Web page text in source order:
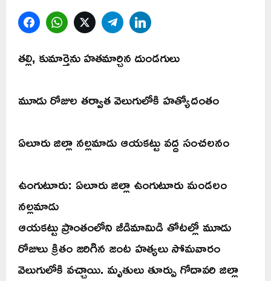
FacebookWhatsAppTwitterTelegram
తల్లి, కుమార్తెను హతమార్చిన దుండగులు
మూడు రోజుల తర్వాత వెలుగులోకి హత్యోదంతం
ఏలూరు జిల్లా నల్లమాడు ఆయకట్టు వద్ద సంచలనం
ఉంగుటూరు: ఏలూరు జిల్లా ఉంగుటూరు మండలం
నల్లమాడు
ఆయకట్టు ప్రాంతంలోని జీడిమామిడి తోటల్లో మూడు
రోజులు క్రితం జరిగిన జంట హత్యలు సోమవారం
వెలుగులోకి వచ్చాయి. మృతులు తూర్పు గోదావరి జిల్లా